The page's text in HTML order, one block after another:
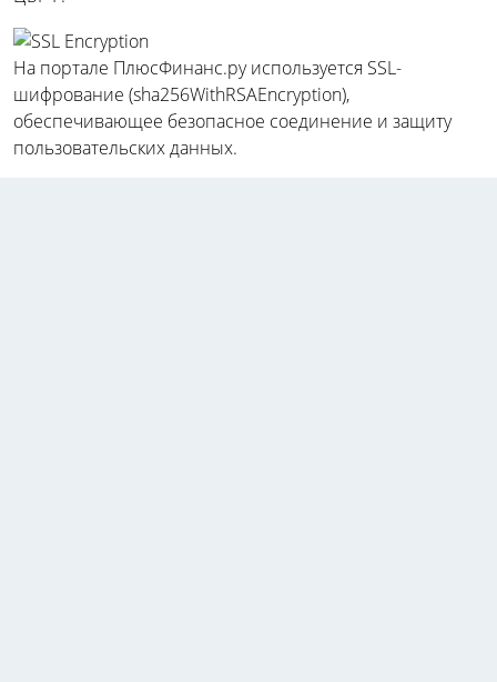
На портале ПлюсФинанс.ру используется SSL-
шифрование (sha256WithRSAEncryption),
обеспечивающее безопасное соединение и защиту
пользовательских данных.